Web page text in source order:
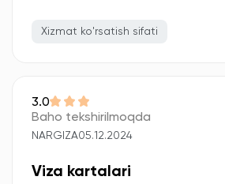
Xizmat ko'rsatish sifati
3.0
Baho tekshirilmoqda
NARGIZA05.12.2024
Viza kartalari